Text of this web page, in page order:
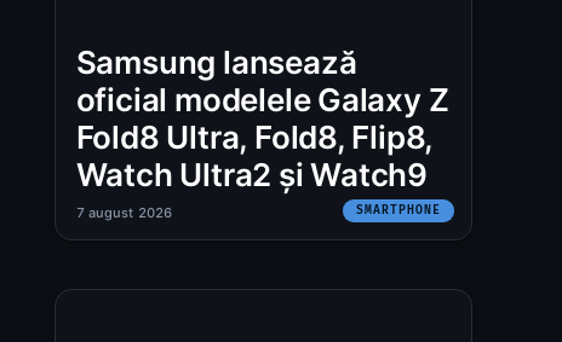
Samsung lansează
oficial modelele Galaxy Z
Fold8 Ultra, Fold8, Flip8,
Watch Ultra2 și Watch9
SMARTPHONE
7 august 2026